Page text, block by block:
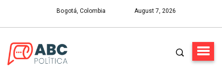
Bogotá, Colombia August 7, 2026